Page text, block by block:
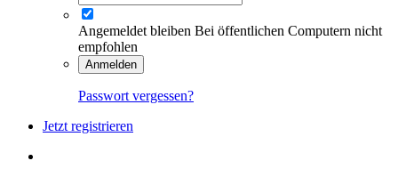
Angemeldet bleiben Bei öffentlichen Computern nicht
empfohlen
Anmelden
Passwort vergessen?
Jetzt registrieren